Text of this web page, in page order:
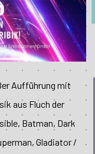
Aufführung mit
aus Fluch der
Batman, Dark
Gladiator /